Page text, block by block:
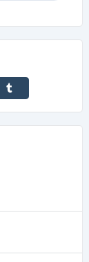
Reddit
Share on Tumblr